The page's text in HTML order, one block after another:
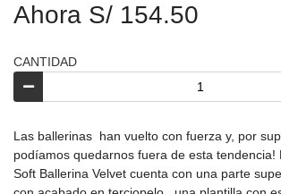
Ahora S/ 154.50
CANTIDAD
Las ballerinas han vuelto con fuerza y, por
podíamos quedarnos fuera de esta tendencia!
Soft Ballerina Velvet cuenta con una parte